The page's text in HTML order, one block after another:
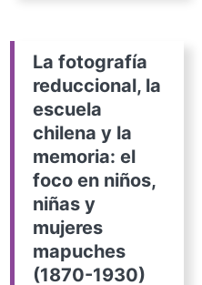
La fotografía
reduccional, la
escuela
chilena y la
memoria: el
foco en niños,
niñas y
mujeres
mapuches
(1870-1930)